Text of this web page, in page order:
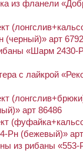
из фланели
(черный)» арт
«Шарм 2430-
с лайкрой
арт 86486
Рн (бежевый)»
из рибаны «553-